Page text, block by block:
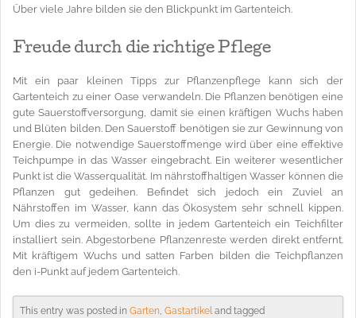
Über viele Jahre bilden sie den Blickpunkt im Gartenteich.
Freude durch die richtige Pflege
Mit ein paar kleinen Tipps zur Pflanzenpflege kann sich der
Gartenteich zu einer Oase verwandeln. Die Pflanzen benötigen eine
gute Sauerstoffversorgung, damit sie einen kräftigen Wuchs haben
und Blüten bilden. Den Sauerstoff benötigen sie zur Gewinnung von
Energie. Die notwendige Sauerstoffmenge wird über eine effektive
Teichpumpe in das Wasser eingebracht. Ein weiterer wesentlicher
Punkt ist die Wasserqualität. Im nährstoffhaltigen Wasser können die
Pflanzen gut gedeihen. Befindet sich jedoch ein Zuviel an
Nährstoffen im Wasser, kann das Ökosystem sehr schnell kippen.
Um dies zu vermeiden, sollte in jedem Gartenteich ein Teichfilter
installiert sein. Abgestorbene Pflanzenreste werden direkt entfernt.
Mit kräftigem Wuchs und satten Farben bilden die Teichpflanzen
den i-Punkt auf jedem Gartenteich.
This entry was posted in Garten, Gastartikeland tagged